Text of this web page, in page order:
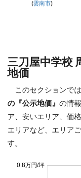
(雲南市)
三刀屋中学校
地価
このセクションでは
の『公示地価』 の情
ア、安いエリア、価
エリアなど、エリア
す。
0.8万円/坪